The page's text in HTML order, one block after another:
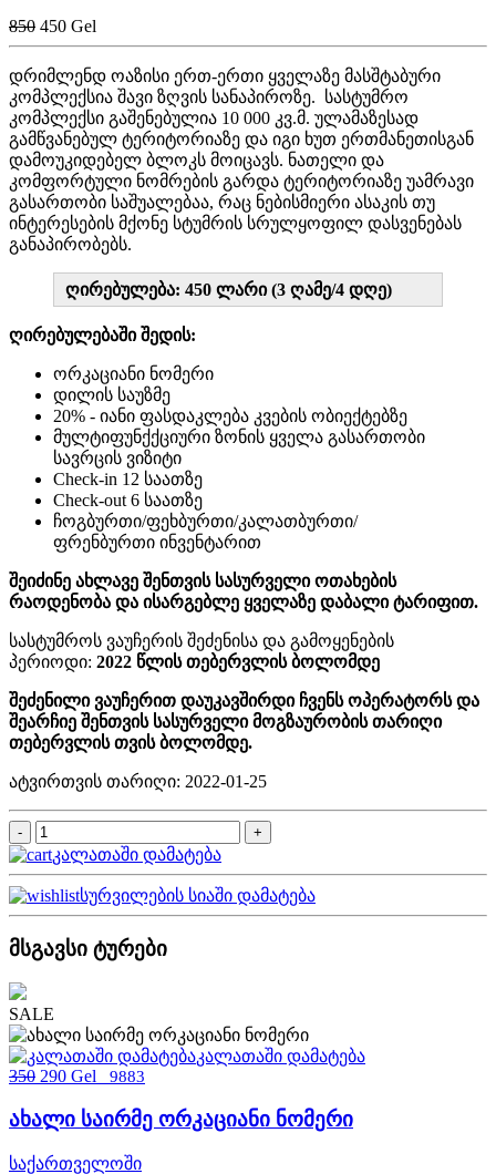
850 450 Gel
დრიმლენდ ოაზისი ერთ-ერთი ყველაზე მასშტაბური
კომპლექსია შავი ზღვის სანაპიროზე. სასტუმრო
კომპლექსი გაშენებულია 10 000 კვ.მ. ულამაზესად
გამწვანებულ ტერიტორიაზე და იგი ხუთ ერთმანეთისგან
დამოუკიდებელ ბლოკს მოიცავს. ნათელი და
კომფორტული ნომრების გარდა ტერიტორიაზე უამრავი
გასართობი საშუალებაა, რაც ნებისმიერი ასაკის თუ
ინტერესების მქონე სტუმრის სრულყოფილ დასვენებას
განაპირობებს.
ღირებულება: 450 ლარი (3 ღამე/4 დღე)
ღირებულებაში შედის:
ორკაციანი ნომერი
დილის საუზმე
20% - იანი ფასდაკლება კვების ობიექტებზე
მულტიფუნქქციური ზონის ყველა გასართობი
სავრცის ვიზიტი
Check-in 12 საათზე
Check-out 6 საათზე
ჩოგბურთი/ფეხბურთი/კალათბურთი/
ფრენბურთი ინვენტარით
შეიძინე ახლავე შენთვის სასურველი ოთახების
რაოდენობა და ისარგებლე ყველაზე დაბალი ტარიფით.
სასტუმროს ვაუჩერის შეძენისა და გამოყენების
პერიოდი: 2022 წლის თებერვლის ბოლომდე
შეძენილი ვაუჩერით დაუკავშირდი ჩვენს ოპერატორს და
შეარჩიე შენთვის სასურველი მოგზაურობის თარიღი
თებერვლის თვის ბოლომდე.
ატვირთვის თარიღი: 2022-01-25
კალათაში დამატება
სურვილების სიაში დამატება
მსგავსი ტურები
SALE
კალათაში დამატება
350 290 Gel 9883
ახალი საირმე ორკაციანი ნომერი
საქართველოში